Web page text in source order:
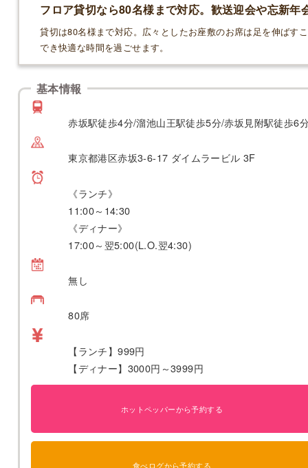
フロア貸切なら80名様まで対応。歓送迎会や忘新年
貸切は80名様まで対応。広々としたお座敷のお席は足を伸ばす
でき快適な時間を過ごせます。
基本情報
赤坂駅徒歩4分/溜池山王駅徒歩5分/赤坂見附駅徒歩6
東京都港区赤坂3-6-17 ダイムラービル 3F
《ランチ》
11:00～14:30
《ディナー》
17:00～翌5:00(L.O.翌4:30)
無し
80席
【ランチ】999円
【ディナー】3000円～3999円
ホットペッパーから予約する
食べログから予約する